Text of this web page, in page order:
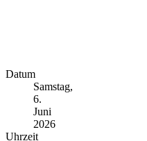
Datum
Samstag,
6.
Juni
2026
Uhrzeit